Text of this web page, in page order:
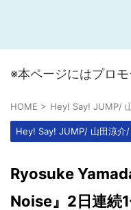
※本ページにはプロモ
HOME > Hey! Say! JUMP/
Hey! Say! JUMP/ 山田涼介/
Ryosuke
Noise』2日連続